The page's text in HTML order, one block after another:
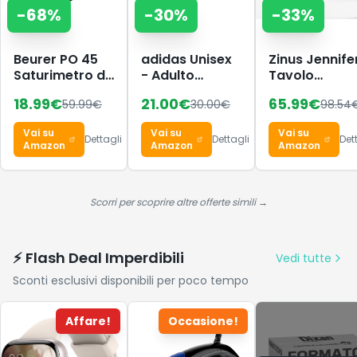
-68%
Beurer PO 45
Saturimetro da
Professionale
Certificato,
Monitoraggio
della
Saturazione di
Perfusione,
Pulsossimetro
con
Spegnimento
Automatico
18.99€59.99€
Vai su
Amazon
Dettagli
-30%
adidas Unisex
- Adulto
Slides Sandal,
Distilled
Pink/crystal
white/dash
grey, 40.5 EU
21.00€30.00€
Vai su
Amazon
Dettagli
-33%
Zinus
Tavolo
61 x 74 cm -
Scrivania
Ufficio
Multiuso in
Metallo e
65.99€98.54
Vai su
Amazon
Scorri per scoprire altre offerte simili →
⚡ Flash Deal Imperdibili
Vedi tutte
Sconti esclusivi disponibili per poco tempo
Affare! Occasione!